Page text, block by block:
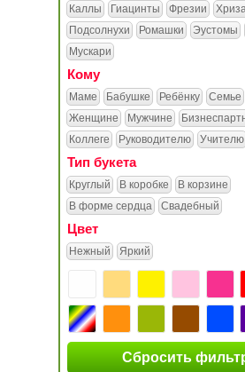
Каллы
Гиацинты Фрезии
Подсолнухи
Ромашки Эустомы
Мускари
Кому
Маме Бабушке Ребёнку Семье
Женщине
Мужчине
Коллеге
Руководителю Учителю
Тип букета
Круглый В коробке
В корзине
В форме сердца
Свадебный
Цвет
Нежный Яркий
Сбросить